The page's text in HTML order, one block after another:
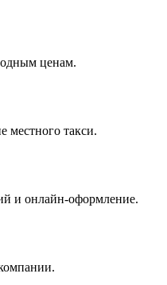
ценам.
местного такси.
и онлайн-оформление.